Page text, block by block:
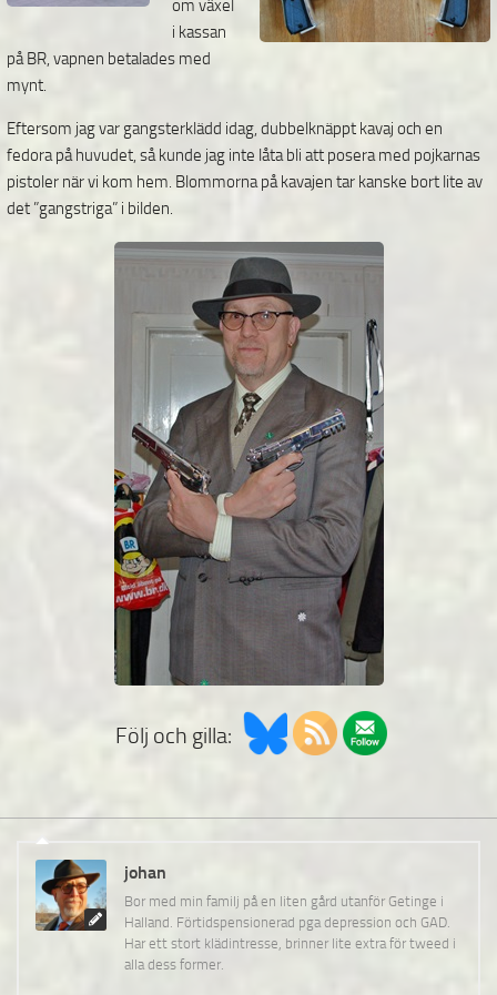
om växel
i kassan
på BR, vapnen betalades med
mynt.
Eftersom jag var gangsterklädd idag, dubbelknäppt kavaj och en
fedora på huvudet, så kunde jag inte låta bli att posera med pojkarnas
pistoler när vi kom hem. Blommorna på kavajen tar kanske bort lite av
det ”gangstriga” i bilden.
Följ och gilla:
johan
Bor med min familj på en liten gård utanför Getinge i
Halland. Förtidspensionerad pga depression och GAD.
Har ett stort klädintresse, brinner lite extra för tweed i
alla dess former.